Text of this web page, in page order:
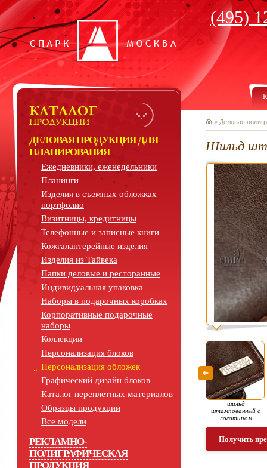
(495)
ДЕЛОВАЯ ПРОДУКЦИЯ ДЛЯ
ПЛАНИРОВАНИЯ
Ежедневники, еженедельники
Планинги
Изделия в съемных обложках
портфолио
Визитницы, кредитницы
Телефонные и записные книги
Кожгалантерейные изделия
Изделия из Тайвека
Папки деловые и ресторанные
Индивидуальная упаковка
Наборы в подарочных коробках
Корпоративные подарочные
наборы
Коллекции
Персонализация блоков
Персонализация обложек
Графический дизайн блоков
Каталог переплетных материалов
Образцы продукции
Все модели
РЕКЛАМНО-
ПОЛИГРАФИЧЕСКАЯ
ПРОДУКЦИЯ
> Деловая
Шильд
шильд
штампованный с
логотипом
Получить